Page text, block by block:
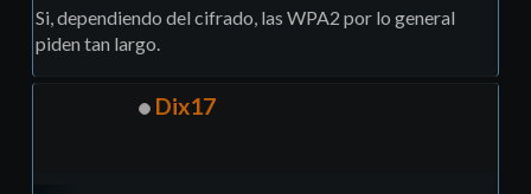
Si, dependiendo del cifrado, las WPA2 por lo general
piden tan largo.
Dix17